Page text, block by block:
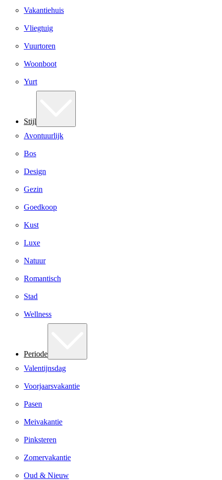
Vakantiehuis
Vliegtuig
Vuurtoren
Woonboot
Yurt
Stijl
Avontuurlijk
Bos
Design
Gezin
Goedkoop
Kust
Luxe
Natuur
Romantisch
Stad
Wellness
Periode
Valentijnsdag
Voorjaarsvakantie
Pasen
Meivakantie
Pinksteren
Zomervakantie
Oud & Nieuw